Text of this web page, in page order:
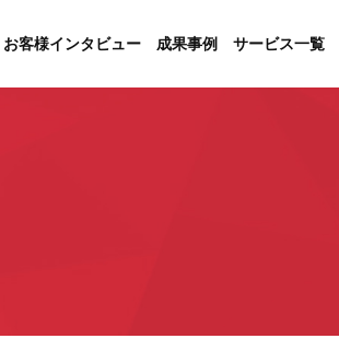
お客様インタビュー 成果事例 サービス一覧